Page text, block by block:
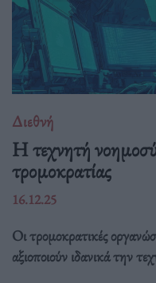
Διεθνή
Η τεχνητή
τρομοκρατίας
16.12.25
Οι τρομοκρατικές
αξιοποιούν ιδανικά την